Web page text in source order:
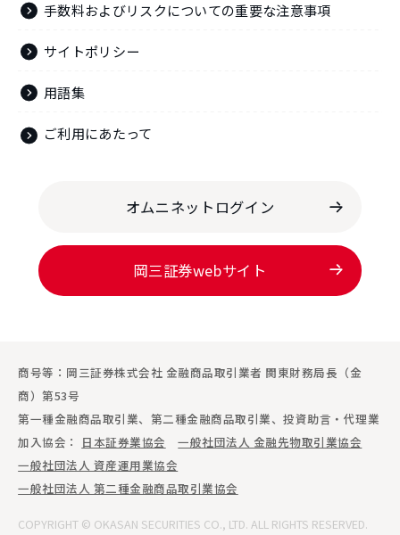
手数料およびリスクについての重要な注意事項
サイトポリシー
用語集
ご利用にあたって
オムニネットログイン
岡三証券webサイト
商号等：岡三証券株式会社 金融商品取引業者 関東財務局長（金
商）第53号
第一種金融商品取引業、第二種金融商品取引業、投資助言・代理業
加入協会： 日本証券業協会
一般社団法人 金融先物取引業協会
一般社団法人 資産運用業協会
一般社団法人 第二種金融商品取引業協会
COPYRIGHT © OKASAN SECURITIES CO., LTD. ALL RIGHTS RESERVED.